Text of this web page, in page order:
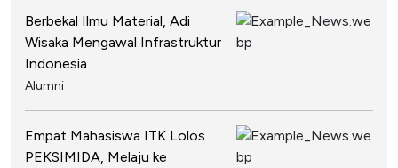
Berbekal Ilmu Material, Adi
Wisaka Mengawal Infrastruktur
Indonesia
Alumni
Empat Mahasiswa ITK Lolos
PEKSIMIDA, Melaju ke